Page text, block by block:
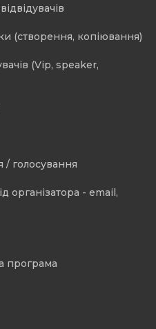
(створення, копіювання)
(Vip, speaker,
/ голосування
організатора - email,
програма